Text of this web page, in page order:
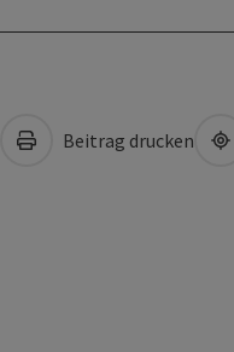
Beitrag drucken